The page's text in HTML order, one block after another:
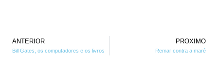
ANTERIOR
Bill Gates, os computadores e os livros
PROXIMO
Remar contra a maré